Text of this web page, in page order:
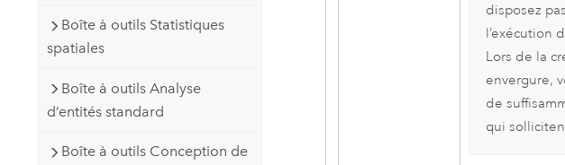
Boîte à outils Statistiques
spatiales
Boîte à outils Analyse
d’entités standard
Boîte à outils Conception de
disposez
l’exécution
Lors de la
envergure,
de
qui